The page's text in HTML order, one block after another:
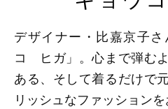
デザイナー・比嘉京子
コ ヒガ」。心まで弾む
ある、そして着るだけで
リッシュなファッションを